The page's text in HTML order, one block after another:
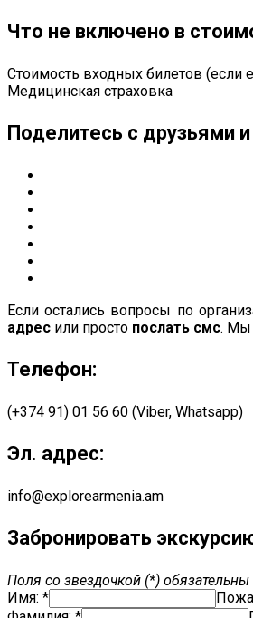
Что не включено в
Стоимость входных билетов (если
Медицинская страховка
Поделитесь с друзьями
Если остались вопросы по
адрес или просто послать смс. Мы
Телефон:
(+374 91) 01 56 60 (Viber, Whatsapp)
Эл. адрес:
info@explorearmenia.am
Забронировать
Поля со звездочкой (*)
Имя: *